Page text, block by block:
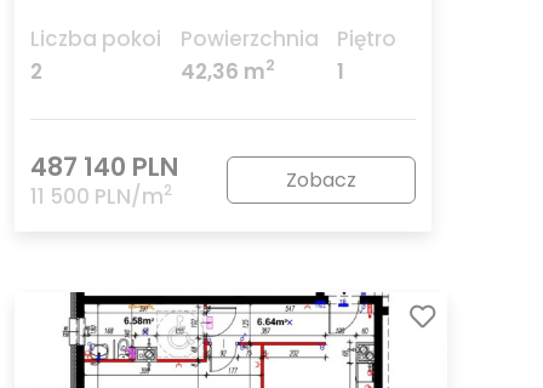
Liczba pokoi
2
Powierzchnia
42,36 m2
Piętro
1
487 140 PLN
11 500 PLN/m2 Zobacz